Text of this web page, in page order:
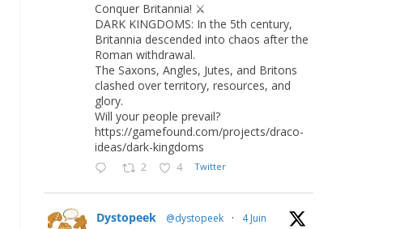
Conquer Britannia! ⚔️
DARK KINGDOMS: In the 5th century,
Britannia descended into chaos after the
Roman withdrawal.
The Saxons, Angles, Jutes, and Britons
clashed over territory, resources, and
glory.
Will your people prevail?
https://gamefound.com/projects/draco-
ideas/dark-kingdoms
2 4 Twitter
Dystopeek @dystopeek · 4 Juin